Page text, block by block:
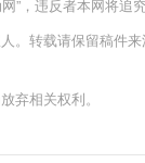
”，违反者本网将追究
。转载请保留稿件
弃相关权利。